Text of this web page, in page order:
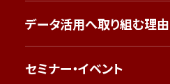
データ活用へ取り組む理由
セミナー・イベント